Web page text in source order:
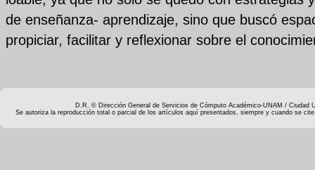
de enseñanza- aprendizaje, sino que buscó
propiciar, facilitar y reflexionar sobre el
D.R. © Dirección General de Servicios de Cómputo Académico-UNAM / Ciudad
Se autoriza la reproducción total o parcial de los artículos aquí presentados, siempre y cuando se